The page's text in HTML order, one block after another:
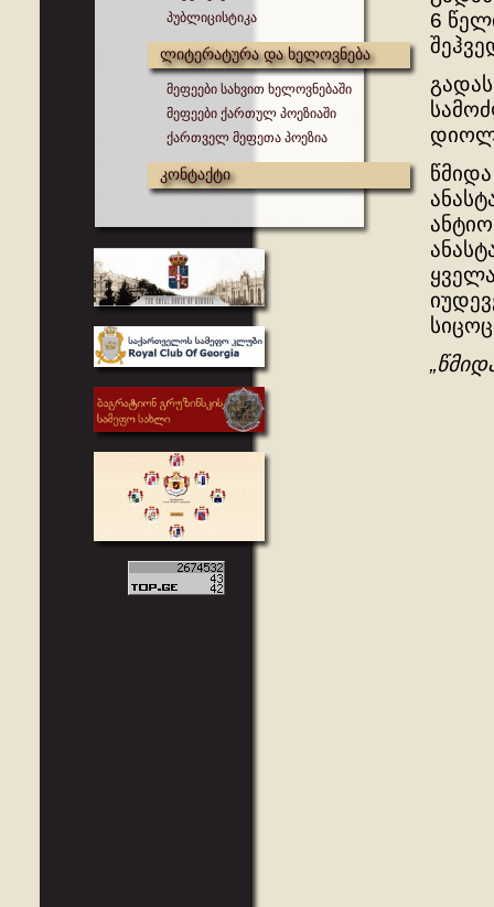
პუბლიცისტიკა
ლიტერატურა და ხელოვნება
მეფეები სახვით ხელოვნებაში
მეფეები ქართულ პოეზიაში
ქართველ მეფეთა პოეზია
კონტაქტი
6